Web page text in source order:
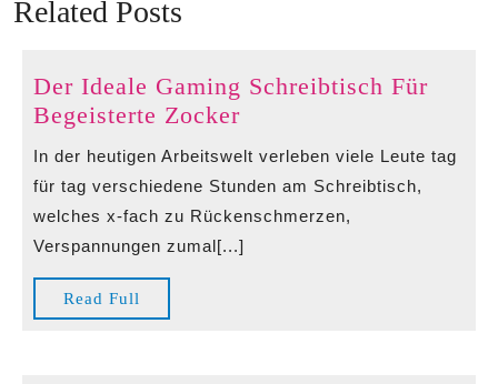
Related Posts
Der Ideale Gaming Schreibtisch Für
Begeisterte ZockerDer
Ideale
Gaming
Schreibtisch
Für
Begeisterte
In der heutigen Arbeitswelt verleben viele Leute tag
für tag verschiedene Stunden am Schreibtisch,
welches x-fach zu Rückenschmerzen,
Verspannungen zumal[...]
Read Full
Full